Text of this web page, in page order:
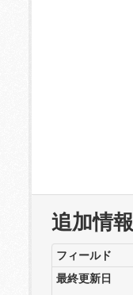
追加情報
フィールド
最終更新日